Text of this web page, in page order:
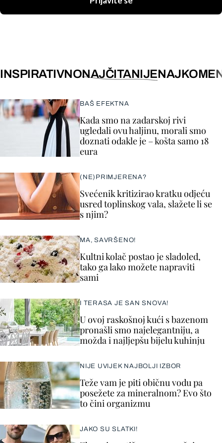
INSPIRATIVNONAJČITANIJE
BAŠ EFEKTNA
Kada smo na zadarskoj rivi
ugledali ovu haljinu, morali smo
doznati odakle je – košta samo 18
eura
(NE)PRIMJERENA?
Svećenik kritizirao kratku odjeću
usred toplinskog vala, slažete li se
s njim?
MA, SAVRŠENO!
Kultni kolač postao je sladoled,
tako ga lako možete napraviti
sami
I TERASA JE SAN SNOVA!
U ovoj raskošnoj kući s bazenom
pronašli smo najelegantniju, a
možda i najljepšu bijelu kuhinju
NIJE UVIJEK NAJBOLJI IZBOR
Teže vam je piti običnu vodu pa
posežete za mineralnom? Evo što
to čini organizmu
JAKO SU SLATKI!